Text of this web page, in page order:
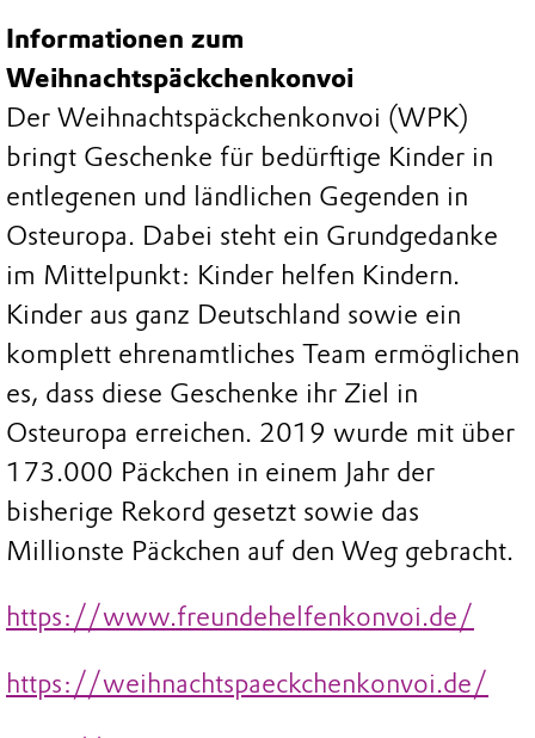
Informationen zum
Weihnachtspäckchenkonvoi
Der Weihnachtspäckchenkonvoi (WPK)
bringt Geschenke für bedürftige Kinder in
entlegenen und ländlichen Gegenden in
Osteuropa. Dabei steht ein Grundgedanke
im Mittelpunkt: Kinder helfen Kindern.
Kinder aus ganz Deutschland sowie ein
komplett ehrenamtliches Team ermöglichen
es, dass diese Geschenke ihr Ziel in
Osteuropa erreichen. 2019 wurde mit über
173.000 Päckchen in einem Jahr der
bisherige Rekord gesetzt sowie das
Millionste Päckchen auf den Weg gebracht.
https://www.freundehelfenkonvoi.de/
https://weihnachtspaeckchenkonvoi.de/